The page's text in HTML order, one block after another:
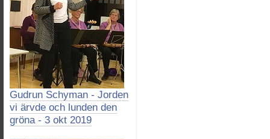
Gudrun Schyman - Jorden
vi ärvde och lunden den
gröna - 3 okt 2019